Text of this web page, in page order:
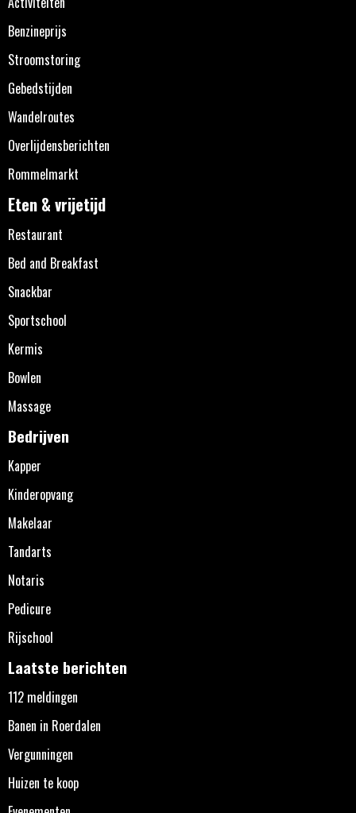
Benzineprijs
Stroomstoring
Gebedstijden
Wandelroutes
Overlijdensberichten
Rommelmarkt
Eten & vrijetijd
Restaurant
Bed and Breakfast
Snackbar
Sportschool
Kermis
Bowlen
Massage
Bedrijven
Kapper
Kinderopvang
Makelaar
Tandarts
Notaris
Pedicure
Rijschool
Laatste berichten
112 meldingen
Banen in Roerdalen
Vergunningen
Huizen te koop